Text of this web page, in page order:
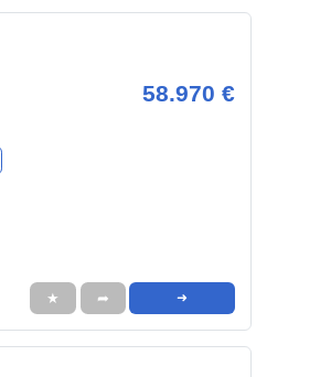
58.970 €
★ ➦ ➜